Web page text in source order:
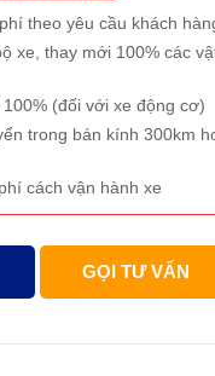
theo yêu cầu khách
xe, thay mới 100% các
(đối với xe động cơ)
trong bán kính 300km
cách vận hành xe
GỌI TƯ VẤN